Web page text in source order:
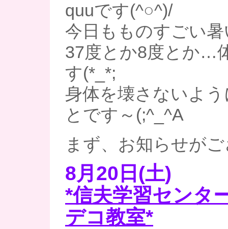
quuです(^○^)/
今日もものすごい
37度とか8度とか…
す(*_*;
身体を壊さないよ
とです～(;^_^A
まず、お知らせが
8月20日(土)
*信夫学習センタ
デコ教室*